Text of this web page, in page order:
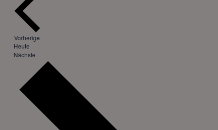
Vorherige
Heute
NächsteVeranstaltungen